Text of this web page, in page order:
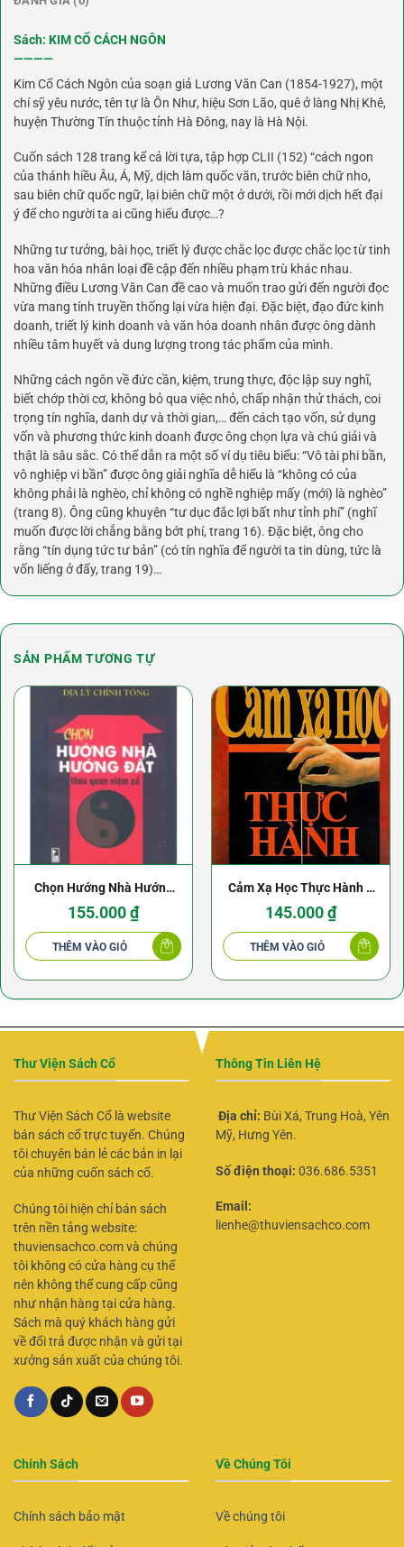
Sách: KIM CỔ CÁCH NGÔN
————
Kim Cổ Cách Ngôn của soạn giả Lương Văn Can (1854-1927), một
chí sỹ yêu nước, tên tự là Ôn Như, hiệu Sơn Lão, quê ở làng Nhị Khê,
huyện Thường Tín thuộc tỉnh Hà Đông, nay là Hà Nội.
Cuốn sách 128 trang kể cả lời tựa, tập hợp CLII (152) “cách ngon
của thánh hiều Âu, Á, Mỹ, dịch làm quốc văn, trước biên chữ nho,
sau biên chữ quốc ngữ, lại biên chữ một ở dưới, rồi mới dịch hết đại
ý để cho người ta ai cũng hiểu được…?
Những tư tưởng, bài học, triết lý được chắc lọc được chắc lọc từ tinh
hoa văn hóa nhân loại đề cập đến nhiều phạm trù khác nhau.
Những điều Lương Văn Can đề cao và muốn trao gửi đến người đọc
vừa mang tính truyền thống lại vừa hiện đại. Đặc biệt, đạo đức kinh
doanh, triết lý kinh doanh và văn hóa doanh nhân được ông dành
nhiều tâm huyết và dung lượng trong tác phẩm của mình.
Những cách ngôn về đức cần, kiệm, trung thực, độc lập suy nghĩ,
biết chớp thời cơ, không bỏ qua việc nhỏ, chấp nhận thử thách, coi
trọng tín nghĩa, danh dự và thời gian,… đến cách tạo vốn, sử dụng
vốn và phương thức kinh doanh được ông chọn lựa và chú giải và
thật là sâu sắc. Có thể dẫn ra một số ví dụ tiêu biểu: “Vô tài phi bần,
vô nghiệp vi bần” được ông giải nghĩa dễ hiểu là “không có của
không phải là nghèo, chỉ không có nghề nghiệp mấy (mới) là nghèo”
(trang 8). Ông cũng khuyên “tư dục đắc lợi bất như tỉnh phí” (nghĩ
muốn được lời chẳng bằng bớt phí, trang 16). Đặc biệt, ông cho
rằng “tín dụng tức tư bản” (có tín nghĩa để người ta tin dùng, tức là
vốn liếng ở đấy, trang 19)…
SẢN PHẨM TƯƠNG TỰ
Chọn Hướng Nhà Hướng
Đất Theo Quan Niệm Cổ –
Tôn Nhan
155.000₫
THÊM VÀO GIỎ
Cảm Xạ Học Thực Hành –
Dư Quang Châu
145.000₫
THÊM VÀO GIỎ
Thư Viện Sách Cổ
Thư Viện Sách Cổ là website
bán sách cổ trực tuyến. Chúng
tôi chuyên bán lẻ các bản in lại
của những cuốn sách cổ.
Chúng tôi hiện chỉ bán sách
trên nền tảng website:
thuviensachco.com và chúng
tôi không có cửa hàng cụ thể
nên không thể cung cấp cũng
như nhận hàng tại cửa hàng.
Sách mà quý khách hàng gửi
về đổi trả được nhận và gửi tại
xưởng sản xuất của chúng tôi.
Thông Tin Liên Hệ
Địa chỉ: Bùi Xá, Trung Hoà, Yên
Mỹ, Hưng Yên.
Số điện thoại: 036.686.5351
Email:
lienhe@thuviensachco.com
Chính Sách
Chính sách bảo mật
Về Chúng Tôi
Về chúng tôi